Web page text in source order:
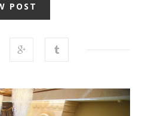
POST